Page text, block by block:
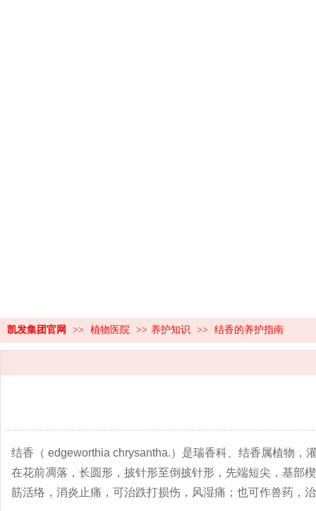
凯发集团官网 >> 植物医院 >> 养护知识 >> 结香的养护指南
结香（ edgeworthia chrysantha.）是瑞香科、结香属植物，
在花前凋落，长圆形，披针形至倒披针形，先端短尖，基部
筋活络，消炎止痛，可治跌打损伤，风湿痛；也可作兽药，